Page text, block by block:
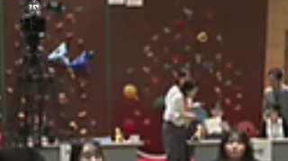
レポ
ート
オン
ライ
ン講
座レ
ポー
ト